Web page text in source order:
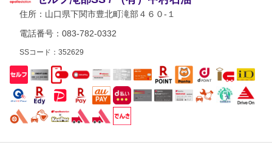
住所： 山口県下関市豊北町滝部４６０-１
電話番号：083-782-0332
SSコード：352629